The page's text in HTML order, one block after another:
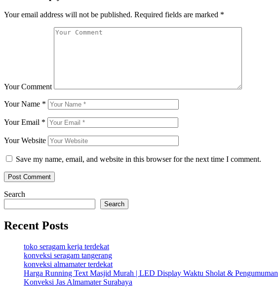
Your email address will not be published. Required fields are marked *
Your Comment
Your Name *
Your Email *
Your Website
Save my name, email, and website in this browser for the next time I comment.
Search
Search
Recent Posts
toko seragam kerja terdekat
konveksi seragam tangerang
konveksi almamater terdekat
Harga Running Text Masjid Murah | LED Display Waktu Sholat & Pengumuman
Konveksi Jas Almamater Surabaya